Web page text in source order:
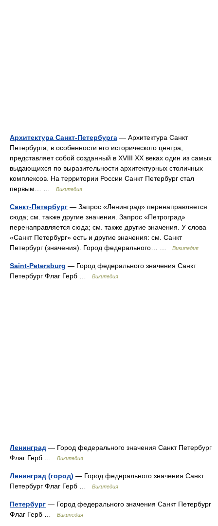
Архитектура Санкт-Петербурга — Архитектура Санкт
Петербурга, в особенности его исторического центра,
представляет собой созданный в XVIII XX веках один из самых
выдающихся по выразительности архитектурных столичных
комплексов. На территории России Санкт Петербург стал
первым… …
Википедия
Санкт-Петербург — Запрос «Ленинград» перенаправляется
сюда; см. также другие значения. Запрос «Петроград»
перенаправляется сюда; см. также другие значения. У слова
«Санкт Петербург» есть и другие значения: см. Санкт
Петербург (значения). Город федерального… …
Википедия
Saint-Petersburg — Город федерального значения Санкт
Петербург Флаг Герб …
Википедия
Ленинград — Город федерального значения Санкт Петербург
Флаг Герб …
Википедия
Ленинград (город) — Город федерального значения Санкт
Петербург Флаг Герб …
Википедия
Петербург — Город федерального значения Санкт Петербург
Флаг Герб …
Википедия